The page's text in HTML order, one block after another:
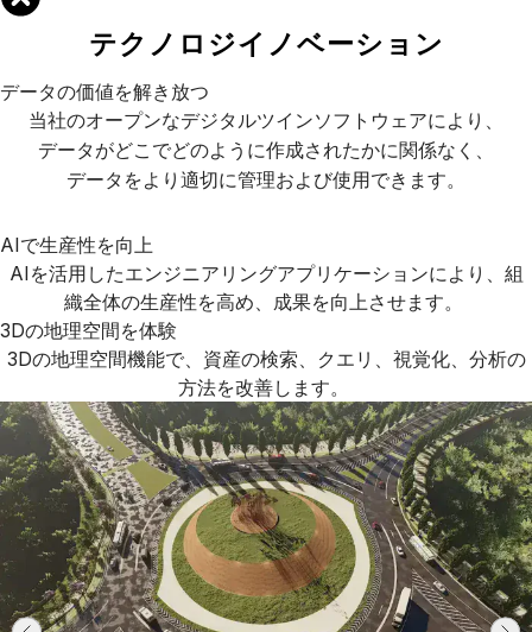
テクノロジイノベーション
データの価値を解き放つ
当社のオープンなデジタルツインソフトウェアにより、
データがどこでどのように作成されたかに関係なく、
データをより適切に管理および使用できます。
AIで生産性を向上
AIを活用したエンジニアリングアプリケーションにより、組
織全体の生産性を高め、成果を向上させます。
3Dの地理空間を体験
3Dの地理空間機能で、資産の検索、クエリ、視覚化、分析の
方法を改善します。